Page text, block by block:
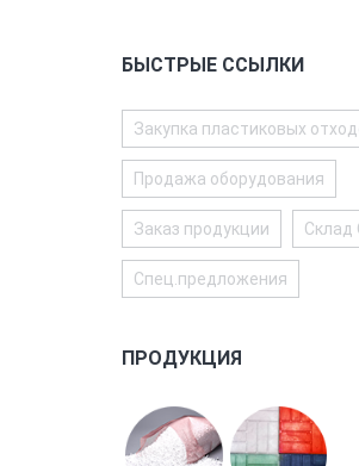
БЫСТРЫЕ ССЫЛКИ
Закупка пластиковых
Продажа оборудования
Заказ продукции Склад
Спец.предложения
ПРОДУКЦИЯ